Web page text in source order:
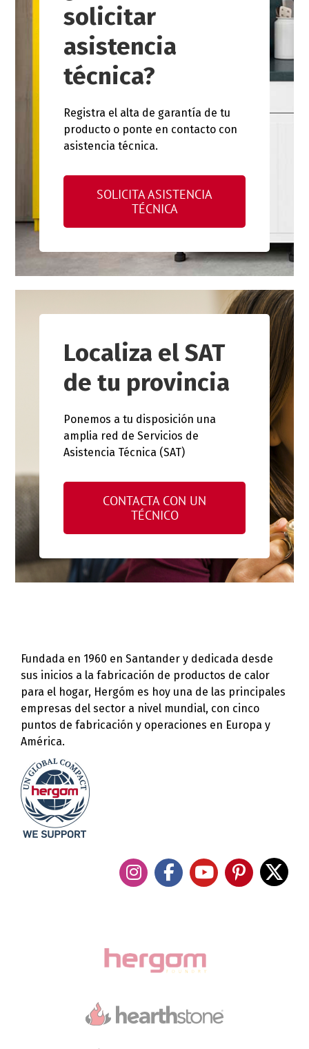
solicitar
asistencia
técnica?
Registra el alta de garantía de tu
producto o ponte en contacto con
asistencia técnica.
SOLICITA ASISTENCIA
TÉCNICA
Localiza el SAT
de tu provincia
Ponemos a tu disposición una
amplia red de Servicios de
Asistencia Técnica (SAT)
CONTACTA CON UN
TÉCNICO
Fundada en 1960 en Santander y dedicada desde
sus inicios a la fabricación de productos de calor
para el hogar, Hergóm es hoy una de las principales
empresas del sector a nivel mundial, con cinco
puntos de fabricación y operaciones en Europa y
América.